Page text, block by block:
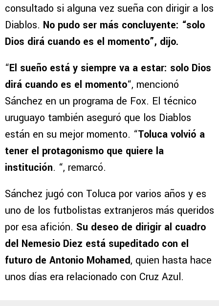
consultado si alguna vez sueña con dirigir a los
Diablos. No pudo ser más concluyente: “solo
Dios dirá cuando es el momento”, dijo.
“El sueño está y siempre va a estar: solo Dios
dirá cuando es el momento“, mencionó
Sánchez en un programa de Fox. El técnico
uruguayo también aseguró que los Diablos
están en su mejor momento. “Toluca volvió a
tener el protagonismo que quiere la
institución. “, remarcó.
Sánchez jugó con Toluca por varios años y es
uno de los futbolistas extranjeros más queridos
por esa afición. Su deseo de dirigir al cuadro
del Nemesio Diez está supeditado con el
futuro de Antonio Mohamed, quien hasta hace
unos días era relacionado con Cruz Azul.